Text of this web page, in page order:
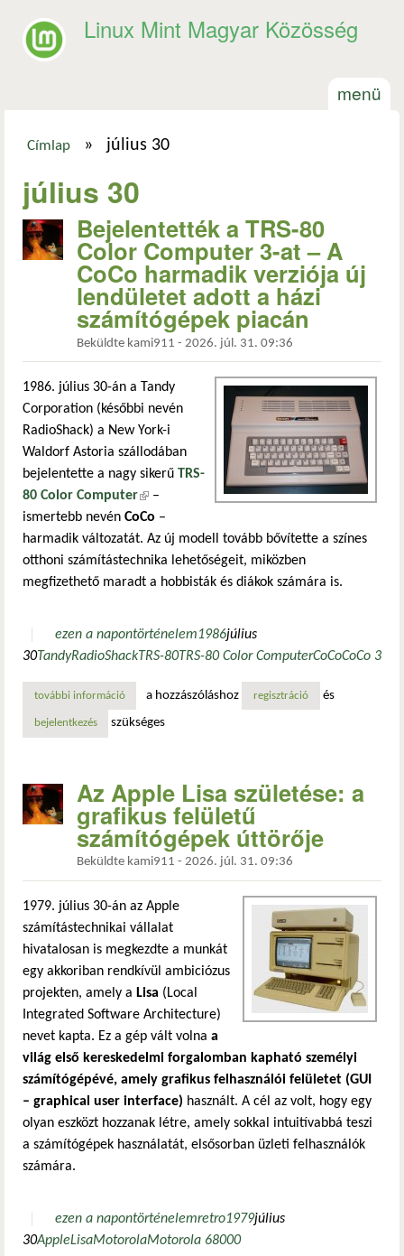
Linux Mint Magyar Közösség
menü
Címlap » július 30
július 30
Bejelentették a TRS-80
Color Computer 3-at – A
CoCo harmadik verziója új
lendületet adott a házi
számítógépek piacán
Beküldte kami911 - 2026. júl. 31. 09:36
1986. július 30-án a Tandy
Corporation (későbbi nevén
RadioShack) a New York-i
Waldorf Astoria szállodában
bejelentette a nagy sikerű TRS-
80 Color Computer(külső hivatkozás)
–
ismertebb nevén CoCo –
harmadik változatát. Az új modell tovább bővítette a színes
otthoni számítástechnika lehetőségeit, miközben
megfizethető maradt a hobbisták és diákok számára is.
ezen a napontörténelem1986július
30TandyRadioShackTRS-80TRS-80 Color ComputerCoCoCoCo 3
további információbejelentették a trs-80 color computer 3-at – a coco
a hozzászóláshoz regisztráció és
bejelentkezés szükséges
Az Apple Lisa születése: a
grafikus felületű
számítógépek úttörője
Beküldte kami911 - 2026. júl. 31. 09:36
1979. július 30-án az Apple
számítástechnikai vállalat
hivatalosan is megkezdte a munkát
egy akkoriban rendkívül ambiciózus
projekten, amely a Lisa (Local
Integrated Software Architecture)
nevet kapta. Ez a gép vált volna a
világ első kereskedelmi forgalomban kapható személyi
számítógépévé, amely grafikus felhasználói felületet (GUI
– graphical user interface) használt. A cél az volt, hogy egy
olyan eszközt hozzanak létre, amely sokkal intuitívabbá teszi
a számítógépek használatát, elsősorban üzleti felhasználók
számára.
ezen a napontörténelemretro1979július
30AppleLisaMotorolaMotorola 68000